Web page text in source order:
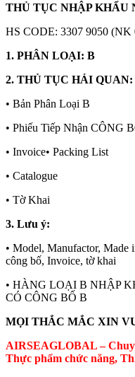
THỦ TỤC NHẬP KHẨU
HS CODE: 3307 9050 (NK
1. PHÂN LOẠI: B
2. THỦ TỤC HẢI QUAN:
• Bản Phân Loại B
• Phiếu Tiếp Nhận CÔNG
• Invoice• Packing List
• Catalogue
• Tờ Khai
3. Lưu ý:
• Model, Manufactor, Made
công bố, Invoice, tờ khai
• HÀNG LOẠI B NHẬP
CÓ CÔNG BỐ B
MỌI THẮC MẮC XIN
AIRSEAGLOBAL –
Thực phẩm chức năng,